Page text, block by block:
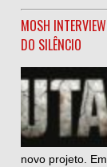
MOSH
DO SILÊNCIO
novo projeto.